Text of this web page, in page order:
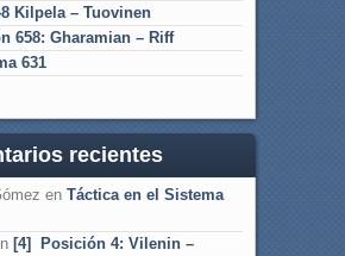
Kilpela – Tuovinen
658: Gharamian – Riff
631
recientes
en Táctica en el Sistema
[4] Posición 4: Vilenin –